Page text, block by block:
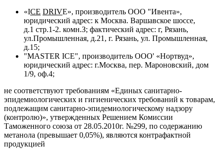
«ICE DRIVE», производитель ООО "Ивента»,
юридический адрес: к Москва. Варшавское шоссе,
д.1 стр.1-2. комн.З; фактический адрес: г, Рязань,
ул.Промышленная, д.21, г. Рязань, ул. Промышленная,
д.15;
"MASTER ICE", производитель ООО' «Нортвуд»,
юридический адрес: г.Москва, пер. Мароновский, дом
1/9, оф.4;
не соответствуют требованиям «Единых санитарно-
эпидемиологических и гигиенических требований к товарам,
подлежащим санитарно-эпидемиологическому надзору
(контролю)», утвержденных Решением Комиссии
Таможенного союза от 28.05.2010г. №299, по содержанию
метанола (превышает 0,05%), являются контрафактной
продукцией